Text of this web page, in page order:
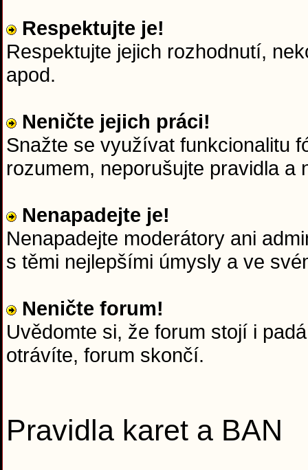
Respektujte je!
Respektujte jejich rozhodnutí,
apod.
Neničte jejich práci!
Snažte se využívat funkcionalitu
rozumem, neporušujte pravidla a
Nenapadejte je!
Nenapadejte moderátory ani
s těmi nejlepšími úmysly a ve
Neničte forum!
Uvědomte si, že forum stojí i
otrávíte, forum skončí.
Pravidla karet a BAN